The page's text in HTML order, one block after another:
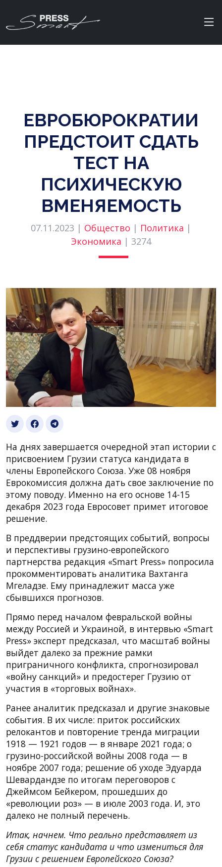
ЕВРОБЮРОКРАТИИ
ПРЕДСТОИТ СДАТЬ
ТЕСТ НА
ПСИХИЧЕСКУЮ
ВМЕНЯЕМОСТЬ
07.11.2023 | Общество | Политика |
Экономика | 3274
На днях завершается очередной этап истории с
присвоением Грузии статуса кандидата в
члены Европейского Союза. Уже 08 ноября
Еврокомиссия должна дать свое заключение по
этому поводу. Именно на его основе 14-15
декабря 2023 года Евросовет примет итоговое
решение.
В преддверии предстоящих событий, вопросы
и перспективы грузино-европейского
партнерства редакция «Smart Press» попросила
прокомментировать аналитика Вахтанга
Мгеладзе. Ему принадлежит масса уже
сбывшихся прогнозов.
Прямо перед началом февральской войны
между Россией и Украиной, в интервью «Smart
Press» эксперт предсказал, что масштаб войны
выйдет далеко за прежние рамки
приграничного конфликта, спрогнозировал
«войну санкций» и предостерег Грузию от
участия в «торговых войнах».
Ранее аналитик предсказал и другие знаковые
события. В их числе: приток российских
релокантов и повторение тренда миграции
1918 — 1921 годов — в январе 2021 года; о
грузино-российской войны 2008 года — в
ноябре 2007 года; решение об уходе Эдуарда
Шевардандзе по итогам переговоров с
Джеймсом Бейкером, прошедших до
«революции роз» — в июле 2003 года. И, это
далеко не полный перечень.
Итак, начнем. Что реально представляет из
себя статус кандидата и что измениться для
Грузии с решением Европейского Союза?